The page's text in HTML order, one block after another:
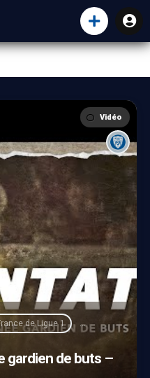
Vidéo
de Ligue 1 Frédéric Née
gardien de buts –